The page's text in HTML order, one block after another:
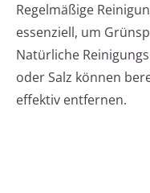
Regelmäßige
essenziell, um
Natürliche
oder Salz können
effektiv entfernen.